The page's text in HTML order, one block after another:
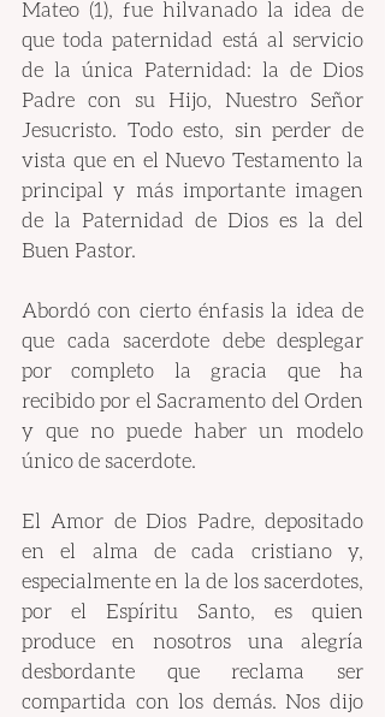
Mateo (1), fue hilvanado la idea de
que toda paternidad está al servicio
de la única Paternidad: la de Dios
Padre con su Hijo, Nuestro Señor
Jesucristo. Todo esto, sin perder de
vista que en el Nuevo Testamento la
principal y más importante imagen
de la Paternidad de Dios es la del
Buen Pastor.
Abordó con cierto énfasis la idea de
que cada sacerdote debe desplegar
por completo la gracia que ha
recibido por el Sacramento del Orden
y que no puede haber un modelo
único de sacerdote.
El Amor de Dios Padre, depositado
en el alma de cada cristiano y,
especialmente en la de los sacerdotes,
por el Espíritu Santo, es quien
produce en nosotros una alegría
desbordante que reclama ser
compartida con los demás. Nos dijo